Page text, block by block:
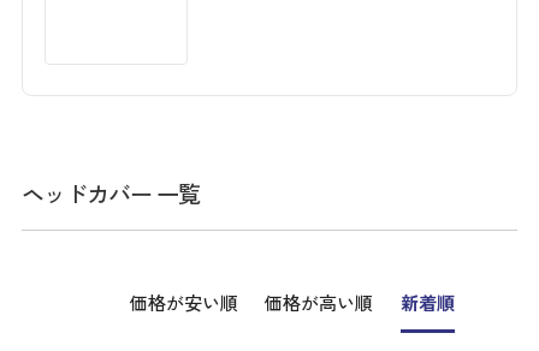
ヘッドカバー 一覧
価格が安い順 価格が高い順 新着順